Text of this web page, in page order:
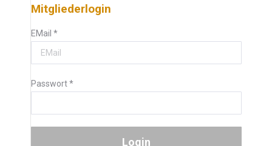
Mitgliederlogin
EMail *
Passwort*